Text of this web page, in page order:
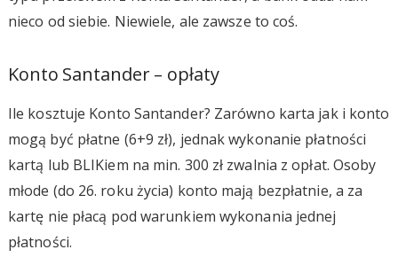
nieco od siebie. Niewiele, ale zawsze to coś.
Konto Santander – opłaty
Ile kosztuje Konto Santander? Zarówno karta jak i konto
mogą być płatne (6+9 zł), jednak wykonanie płatności
kartą lub BLIKiem na min. 300 zł zwalnia z opłat. Osoby
młode (do 26. roku życia) konto mają bezpłatnie, a za
kartę nie płacą pod warunkiem wykonania jednej
płatności.